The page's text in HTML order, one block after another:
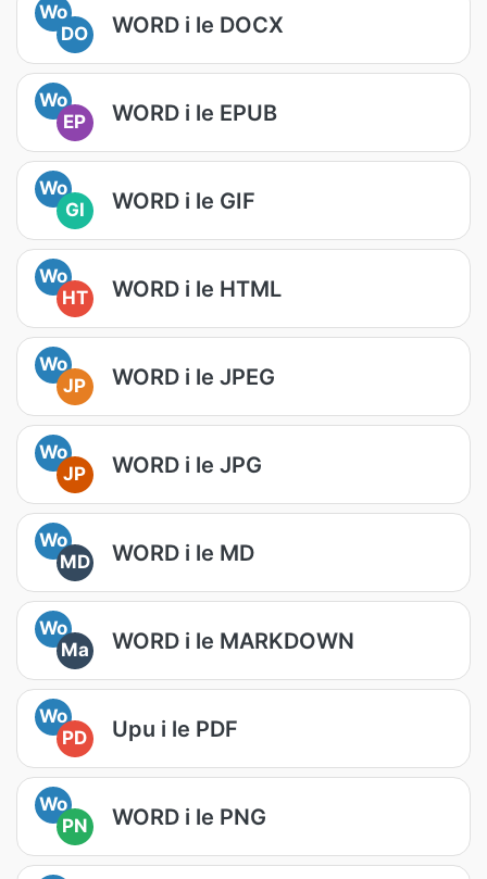
Wo
DO
WORD i le DOCX
Wo
EP
WORD i le EPUB
Wo
GI
WORD i le GIF
Wo
HT
WORD i le HTML
Wo
JP
WORD i le JPEG
Wo
JP
WORD i le JPG
Wo
MD
WORD i le MD
Wo
Ma
WORD i le MARKDOWN
Wo
PD
Upu i le PDF
Wo
PN
WORD i le PNG